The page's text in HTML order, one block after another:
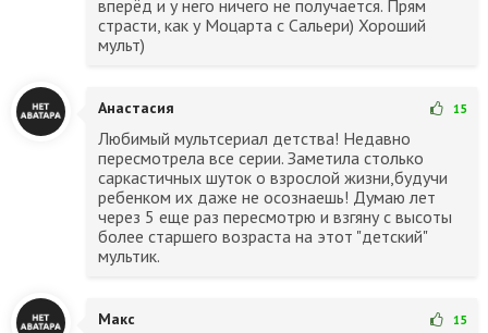
вперёд и у него ничего не получается. Прям
страсти, как у Моцарта с Сальери) Хороший
мульт)
Анастасия 15
Любимый мультсериал детства! Недавно
пересмотрела все серии. Заметила столько
саркастичных шуток о взрослой жизни,будучи
ребенком их даже не осознаешь! Думаю лет
через 5 еще раз пересмотрю и взгяну с высоты
более старшего возраста на этот "детский"
мультик.
Макс 15